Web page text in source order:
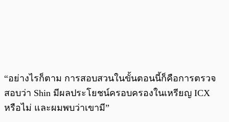
“อย่างไรก็ตาม การสอบสวนในขั้นตอนนี้ก็คือการตรวจ
สอบว่า Shin มีผลประโยชน์ครอบครองในเหรียญ ICX
หรือไม่ และผมพบว่าเขามี”